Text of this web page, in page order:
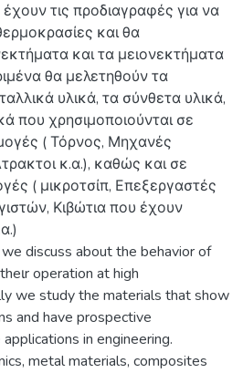
τις προδιαγραφές για να
και θα
και τα μειονεκτήματα
θα μελετηθούν τα
υλικά, τα σύνθετα υλικά,
που χρησιμοποιούνται σε
( Τόρνος, Μηχανές
κ.α.), καθώς και σε
( μικροτσίπ, Επεξεργαστές
Κιβώτια που έχουν
discuss about the behavior of
operation at high
we study the materials that show
and have prospective
in engineering.
metal materials, composites